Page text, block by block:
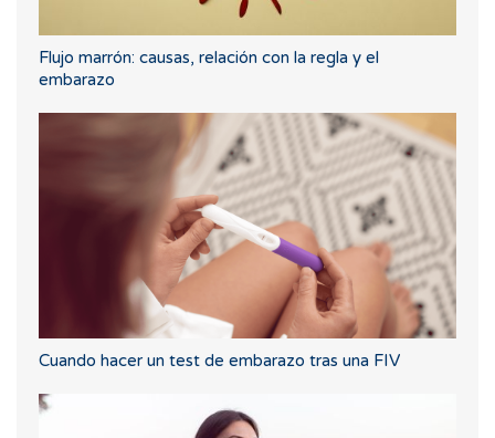
Flujo marrón: causas, relación con la regla y el
embarazo
Cuando hacer un test de embarazo tras una FIV